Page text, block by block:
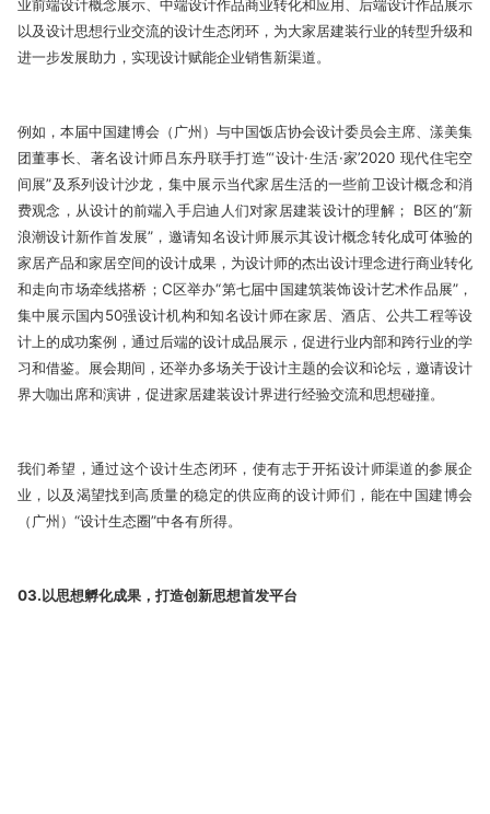
业前端设计概念展示、中端设计作品商业转化和应用、后端设计作品展示
以及设计思想行业交流的设计生态闭环，为大家居建装行业的转型升级和
进一步发展助力，实现设计赋能企业销售新渠道。
例如，本届中国建博会（广州）与中国饭店协会设计委员会主席、漾美集
团董事长、著名设计师吕东丹联手打造“‘设计·生活·家’2020 现代住宅空
间展”及系列设计沙龙，集中展示当代家居生活的一些前卫设计概念和消
费观念，从设计的前端入手启迪人们对家居建装设计的理解； B区的“新
浪潮设计新作首发展”，邀请知名设计师展示其设计概念转化成可体验的
家居产品和家居空间的设计成果，为设计师的杰出设计理念进行商业转化
和走向市场牵线搭桥；C区举办“第七届中国建筑装饰设计艺术作品展”，
集中展示国内50强设计机构和知名设计师在家居、酒店、公共工程等设
计上的成功案例，通过后端的设计成品展示，促进行业内部和跨行业的学
习和借鉴。展会期间，还举办多场关于设计主题的会议和论坛，邀请设计
界大咖出席和演讲，促进家居建装设计界进行经验交流和思想碰撞。
我们希望，通过这个设计生态闭环，使有志于开拓设计师渠道的参展企
业，以及渴望找到高质量的稳定的供应商的设计师们，能在中国建博会
（广州）“设计生态圈”中各有所得。
03.以思想孵化成果，打造创新思想首发平台